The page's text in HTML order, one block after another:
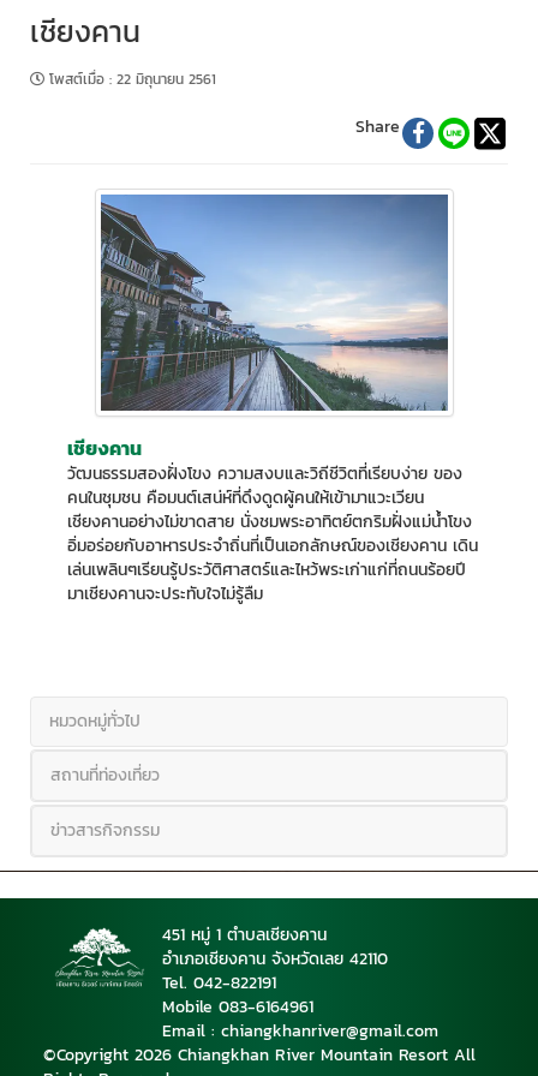
เชียงคาน
โพสต์เมื่อ : 22 มิถุนายน 2561
Share
เชียงคาน
วัฒนธรรมสองฝั่งโขง ความสงบและวิถีชีวิตที่เรียบง่าย ของ
คนในชุมชน คือมนต์เสน่ห์ที่ดึงดูดผู้คนให้เข้ามาแวะเวียน
เชียงคานอย่างไม่ขาดสาย นั่งชมพระอาทิตย์ตกริมฝั่งแม่น้ำโขง
อิ่มอร่อยกับอาหารประจำถิ่นที่เป็นเอกลักษณ์ของเชียงคาน เดิน
เล่นเพลินๆเรียนรู้ประวัติศาสตร์และไหว้พระเก่าแก่ที่ถนนร้อยปี
มาเชียงคานจะประทับใจไม่รู้ลืม
หมวดหมู่ทั่วไป
สถานที่ท่องเที่ยว
ข่าวสารกิจกรรม
451 หมู่ 1 ตำบลเชียงคาน
อำเภอเชียงคาน จังหวัดเลย 42110
Tel. 042-822191
Mobile 083-6164961
Email : chiangkhanriver@gmail.com
©Copyright 2026 Chiangkhan River Mountain Resort All